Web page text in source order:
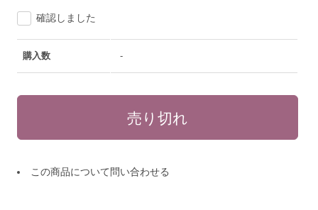
確認しました
購入数 -
この商品について問い合わせる